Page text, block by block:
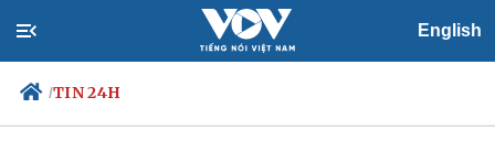
English
/TIN 24H